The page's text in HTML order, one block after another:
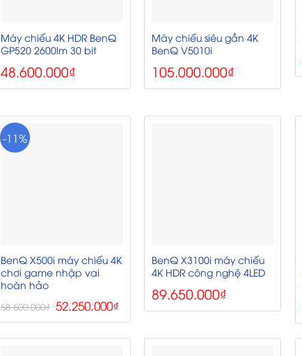
Máy chiếu 4K HDR BenQ
GP520 2600lm 30 bit
48.600.000₫
Máy chiếu siêu gần 4K
BenQ V5010i
105.000.000₫
-11%
BenQ X500i máy chiếu 4K
chơi game nhập vai
hoàn hảo
58.500.000₫ Giá
gốc
là:
52.250.000₫
tại
52.250.000₫.
BenQ X3100i máy chiếu
4K HDR công nghệ 4LED
89.650.000₫